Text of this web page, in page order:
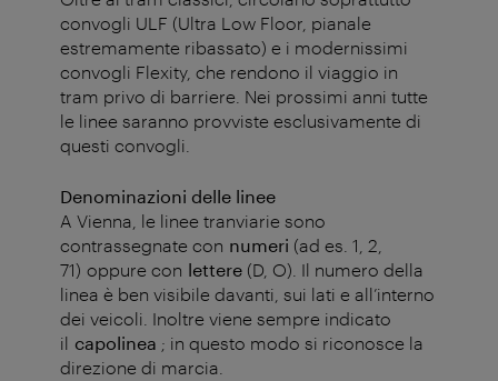
convogli ULF (Ultra Low Floor, pianale
estremamente ribassato) e i modernissimi
convogli Flexity, che rendono il viaggio in
tram privo di barriere. Nei prossimi anni tutte
le linee saranno provviste esclusivamente di
questi convogli.
Denominazioni delle linee
A Vienna, le linee tranviarie sono
contrassegnate con numeri (ad es. 1, 2,
71) oppure con lettere (D, O). Il numero della
linea è ben visibile davanti, sui lati e all’interno
dei veicoli. Inoltre viene sempre indicato
il capolinea ; in questo modo si riconosce la
direzione di marcia.